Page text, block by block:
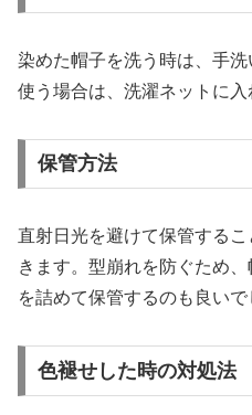
染めた帽子を洗う時は、手
使う場合は、洗濯ネットに入
保管方法
直射日光を避けて保管する
きます。型崩れを防ぐため
を詰めて保管するのも良いで
色褪せした時の対処法